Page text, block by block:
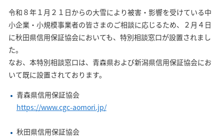
令和８年１月２１日からの大雪により被害・影響を受けている中
小企業・小規模事業者の皆さまのご相談に応じるため、２月４日
に秋田県信用保証協会においても、特別相談窓口が設置されまし
た。
なお、本特別相談窓口は、青森県および新潟県信用保証協会にお
いて既に設置されております。
青森県信用保証協会
https://www.cgc-aomori.jp/
秋田県信用保証協会